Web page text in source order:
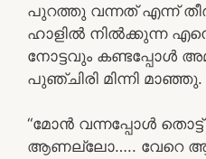
പുറത്തു വന്നത് എന്ന്
ഹാളിൽ നിൽക്കുന്ന
നോട്ടവും കണ്ടപ്പോൾ
പുഞ്ചിരി മിന്നി മാഞ്ഞു.
“മോൻ വന്നപ്പോൾ തൊട്ട്
ആണല്ലോ….. വേറെ